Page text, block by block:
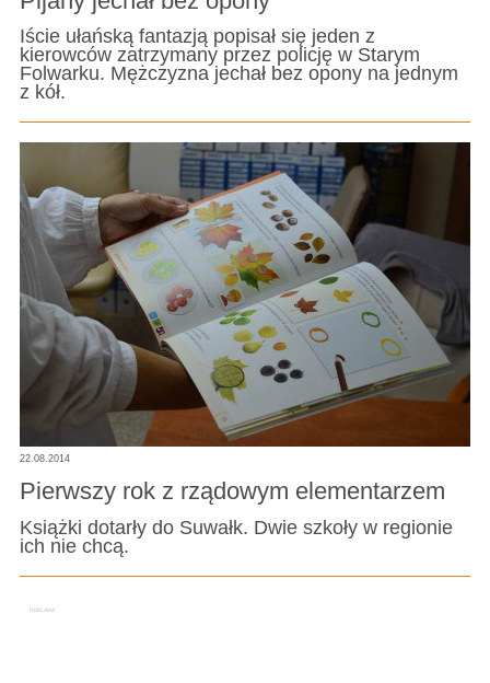
Iście ułańską fantazją popisał się jeden z
kierowców zatrzymany przez policję w Starym
Folwarku. Mężczyzna jechał bez opony na jednym
z kół.
22.08.2014
Pierwszy rok z rządowym elementarzem
Książki dotarły do Suwałk. Dwie szkoły w regionie
ich nie chcą.